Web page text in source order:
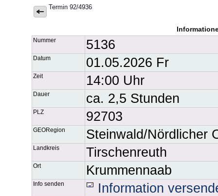
Termin 92/4936
Nummer 5136
Datum 01.05.2026 Fr
Zeit 14:00 Uhr
Dauer ca. 2,5 Stunden
PLZ 92703
GEORegion Steinwald/Nördlicher
Landkreis Tirschenreuth
Ort Krummennaab
Info senden Information